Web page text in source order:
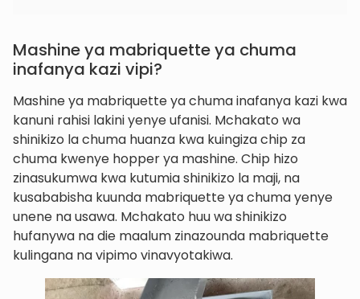
Mashine ya mabriquette ya chuma
inafanya kazi vipi?
Mashine ya mabriquette ya chuma inafanya kazi kwa
kanuni rahisi lakini yenye ufanisi. Mchakato wa
shinikizo la chuma huanza kwa kuingiza chip za
chuma kwenye hopper ya mashine. Chip hizo
zinasukumwa kwa kutumia shinikizo la maji, na
kusababisha kuunda mabriquette ya chuma yenye
unene na usawa. Mchakato huu wa shinikizo
hufanywa na die maalum zinazounda mabriquette
kulingana na vipimo vinavyotakiwa.